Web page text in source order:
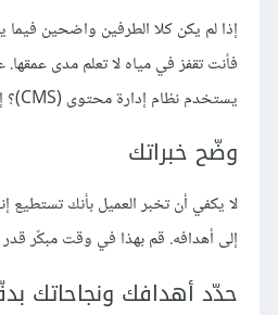
إذا لم يكن كلا الطرفين واضحين فيما
فأنت تقفز في مياه لا تعلم مدى
يستخدم نظام إدارة محتوى (CMS)؟ إذا لم يكن العميل يعرف ما تفعله، فعليك أن تفهّمه ذلك بطريقة بسيطة (عدا ذلك، لن يقدّر قيمة ما تقدّمه له).
وضّح خبراتك
لا يكفي أن تخبر العميل بأنك
إلى أهدافه. قم بهذا في وقت مبكّر
حدّد أهدافك ونجاحاتك